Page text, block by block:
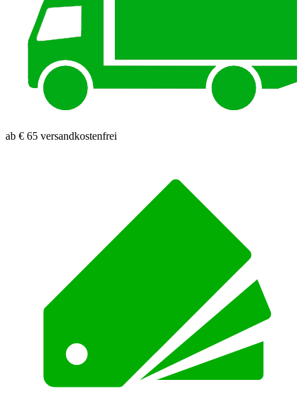
ab € 65 versandkostenfrei